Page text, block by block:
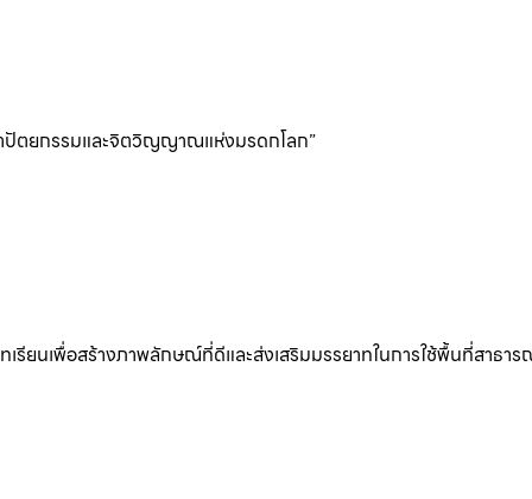
ปัตยกรรมและจิตวิญญาณแห่งมรดกโลก”
นเพื่อสร้างภาพลักษณ์ที่ดีและส่งเสริมมรรยาทในการใช้พื้นที่สาธาร